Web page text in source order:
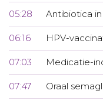
05:28 Antibiotica
06:16 HPV-
07:03 Medicatie-
07:47 Oraal